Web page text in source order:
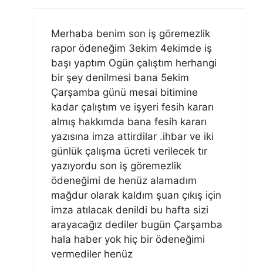
Merhaba benim son iş göremezlik
rapor ödeneğim 3ekim 4ekimde iş
başı yaptım Ogün çalıştım herhangi
bir şey denilmesi bana 5ekim
Çarşamba günü mesai bitimine
kadar çalıştım ve işyeri fesih kararı
almış hakkımda bana fesih kararı
yazısına imza attirdilar .ihbar ve iki
günlük çalışma ücreti verilecek tır
yazıyordu son iş göremezlik
ödeneğimi de henüz alamadım
mağdur olarak kaldım şuan çıkış için
imza atılacak denildi bu hafta sizi
arayacağız dediler bugün Çarşamba
hala haber yok hiç bir ödeneğimi
vermediler henüz